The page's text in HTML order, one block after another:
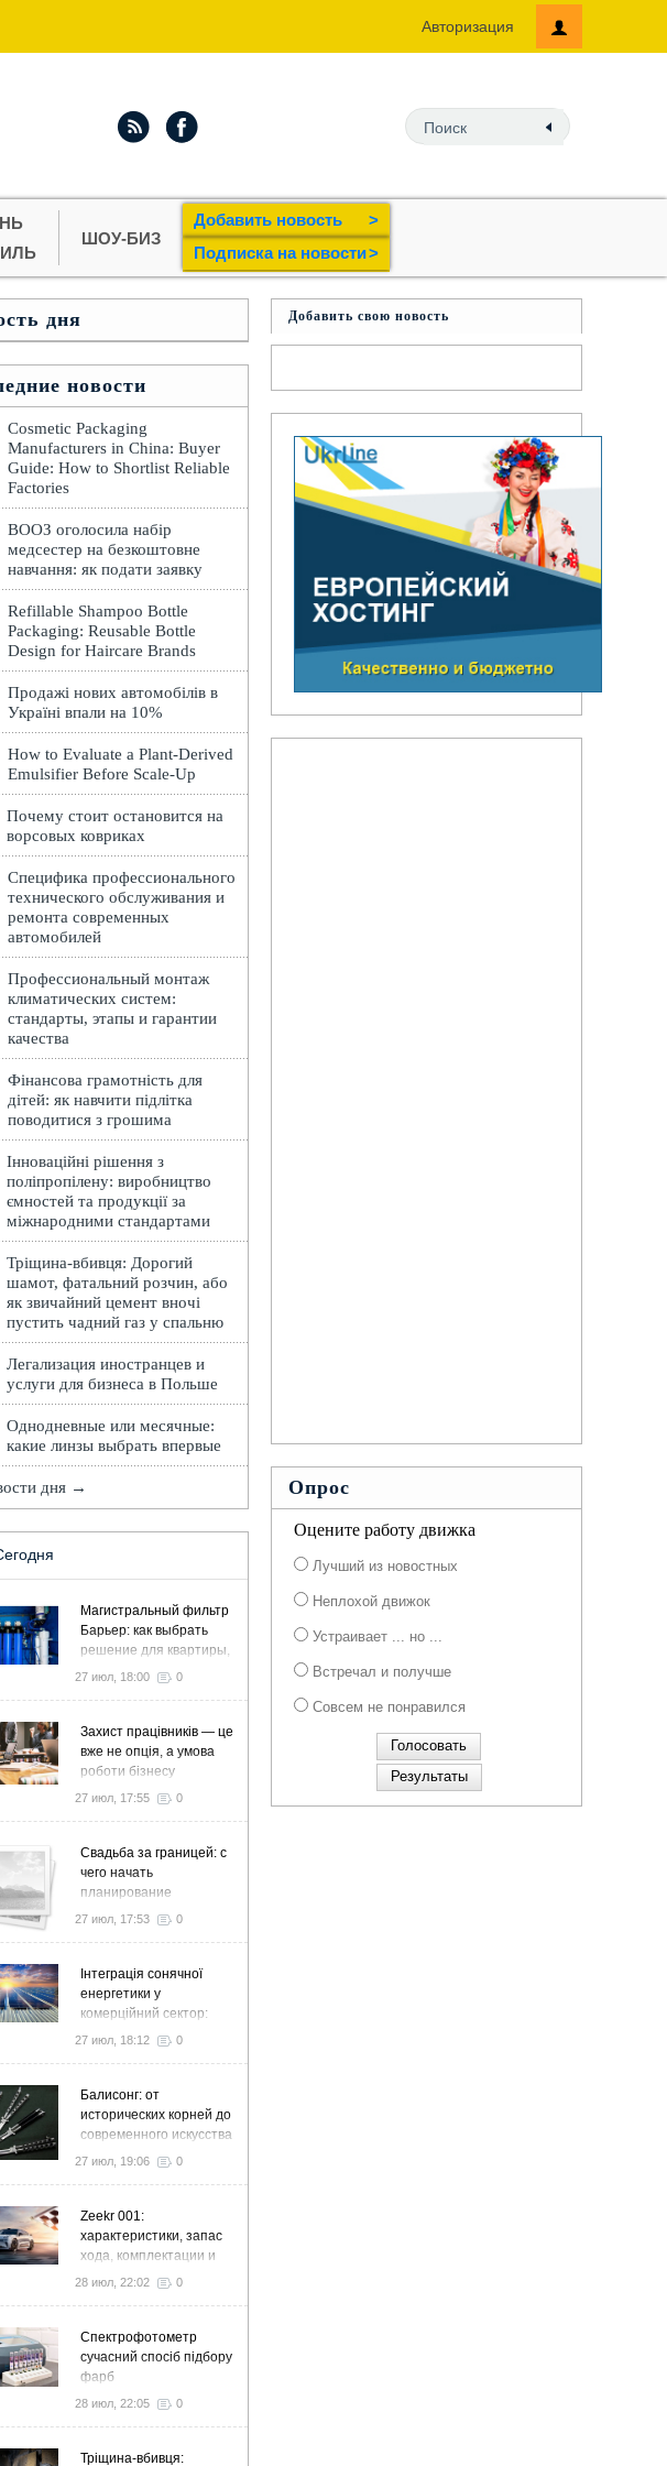
Авторизация
ШОУ-БИЗ
Добавить новость
>
Подпиcка на новости>
дня
новости
Cosmetic Packaging
Manufacturers in China: Buyer
Guide: How to Shortlist Reliable
Factories
ВООЗ оголосила набір
медсестер на безкоштовне
навчання: як подати заявку
Refillable Shampoo Bottle
Packaging: Reusable Bottle
Design for Haircare Brands
Продажі нових автомобілів в
Україні впали на 10%
How to Evaluate a Plant-Derived
Emulsifier Before Scale-Up
Почему стоит остановится на
ворсовых ковриках
Специфика профессионального
технического обслуживания и
ремонта современных
автомобилей
Профессиональный монтаж
климатических систем:
стандарты, этапы и гарантии
качества
Фінансова грамотність для
дітей: як навчити підлітка
поводитися з грошима
Інноваційні рішення з
поліпропілену: виробництво
ємностей та продукції за
міжнародними стандартами
Тріщина-вбивця: Дорогий
шамот, фатальний розчин, або
як звичайний цемент вночі
пустить чадний газ у спальню
Легализация иностранцев и
услуги для бизнеса в Польше
Однодневные или месячные:
какие линзы выбрать впервые
дня →
Магистральный фильтр
Барьер: как выбрать
решение для квартиры,
дома и коттеджа
27 июл, 18:00 0
Захист працівників — це
вже не опція, а умова
роботи бізнесу
27 июл, 17:55 0
Свадьба за границей: с
чего начать
планирование
27 июл, 17:53 0
Інтеграція сонячної
енергетики у
комерційний сектор:
стратегія розвитку та
27 июл, 18:12 0
Балисонг: от
исторических корней до
современного искусства
флиппинга
27 июл, 19:06 0
Zeekr 001:
характеристики, запас
хода, комплектации и
особенности
28 июл, 22:02 0
Спектрофотометр
сучасний спосіб підбору
фарб
28 июл, 22:05 0
Тріщина-вбивця:
Добавить свою новость
Опрос
Оцените работу движка
Лучший из новостных
Неплохой движок
Устраивает ... но ...
Встречал и получше
Совсем не понравился